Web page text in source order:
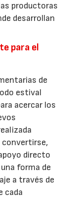
productoras
desarrollan
para el
de
estival
acercar los
convertirse,
directo
forma de
a través de
cada